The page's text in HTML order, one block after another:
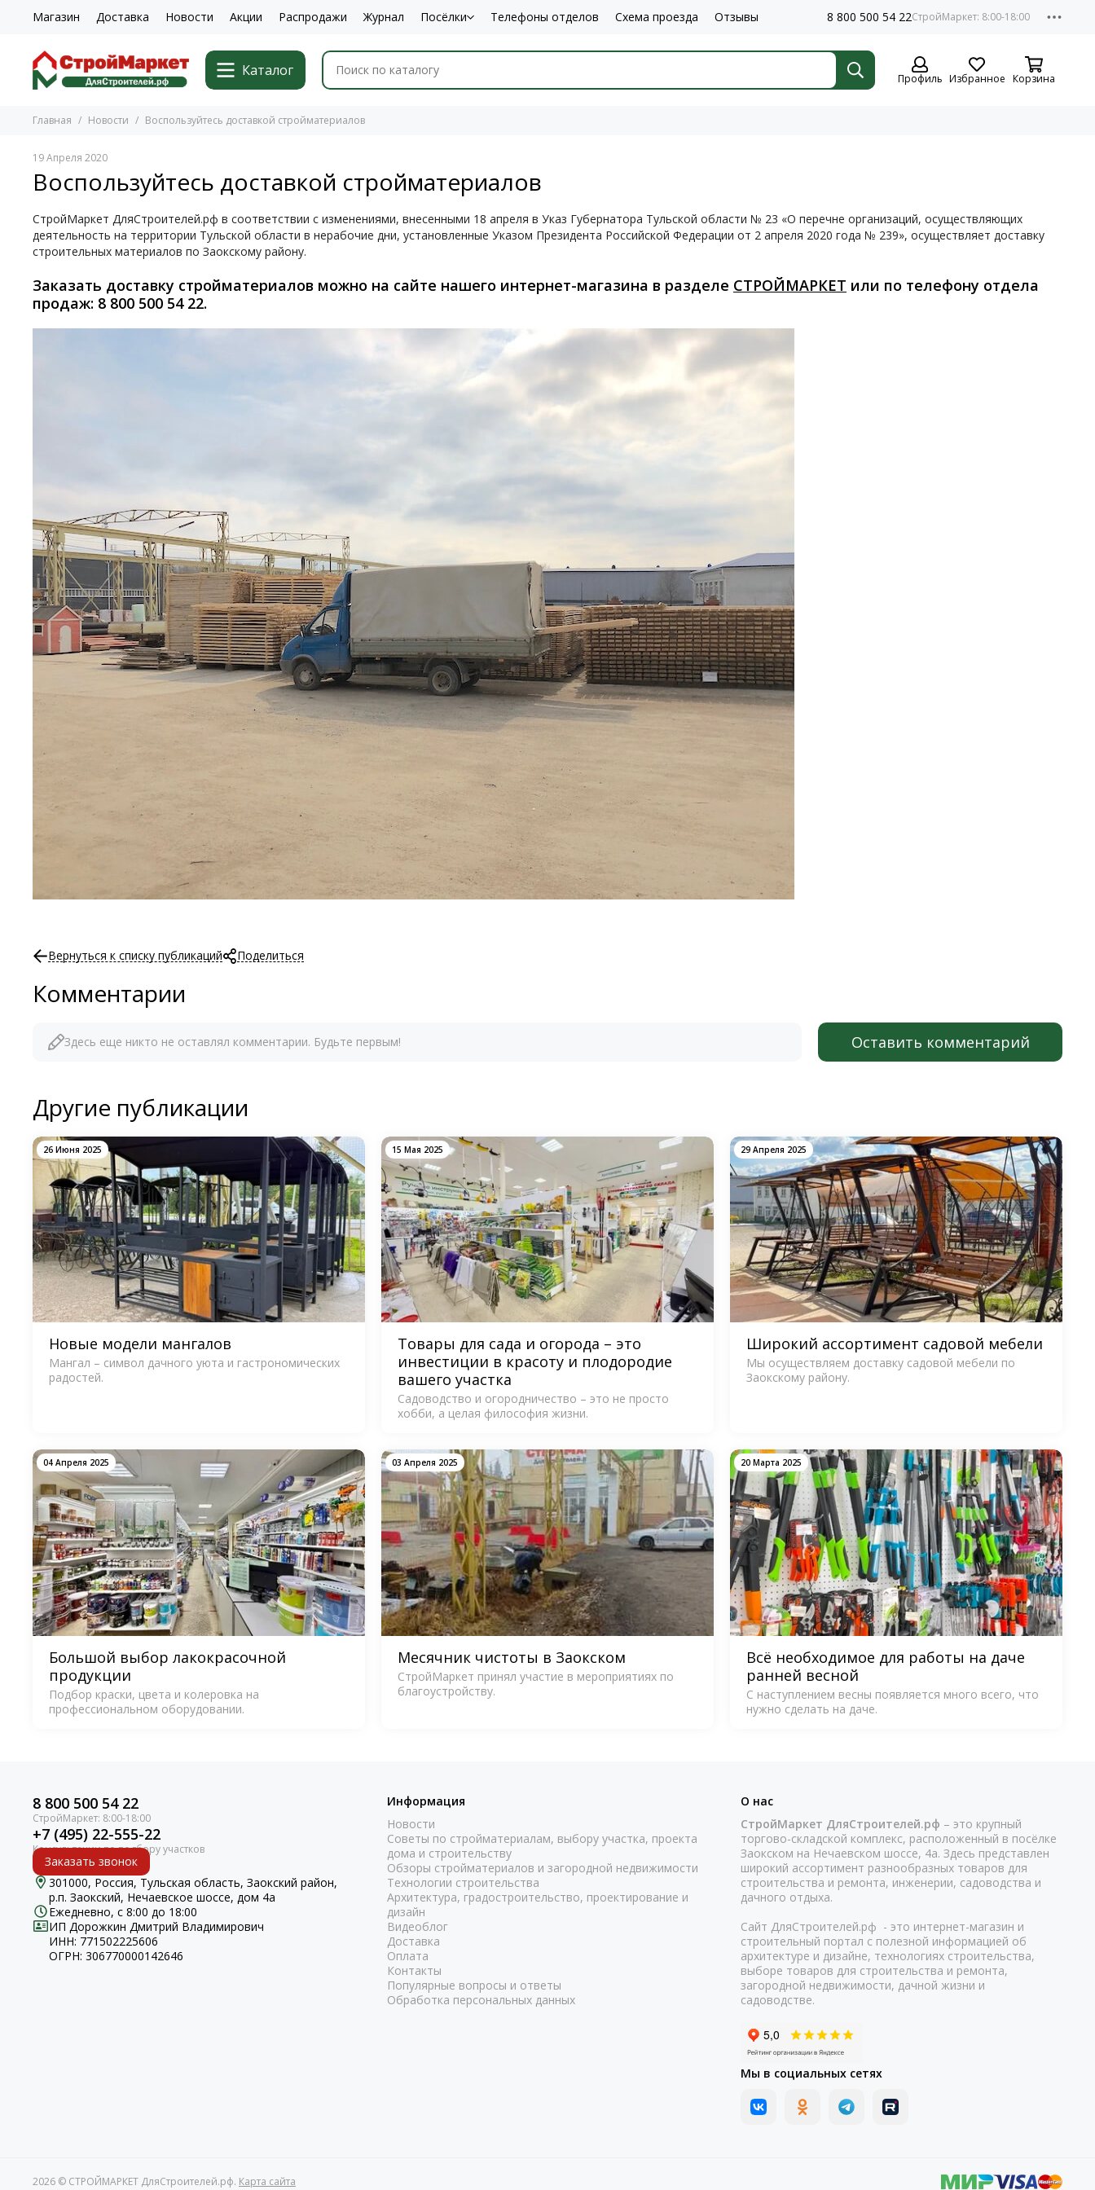
Магазин Доставка Новости Акции Распродажи Журнал Посёлки Телефоны отделов Схема проезда Отзывы 8 800 500 54 22
Каталог Профиль Избранное Корзина
Главная Новости Воспользуйтесь доставкой стройматериалов
19 Апреля 2020
Воспользуйтесь доставкой стройматериалов
СтройМаркет ДляСтроителей.рф в соответствии с изменениями, внесенными 18 апреля в Указ Губернатора Тульской области № 23 «О перечне организаций, осуществляющих
деятельность на территории Тульской области в нерабочие дни, установленные Указом Президента Российской Федерации от 2 апреля 2020 года № 239», осуществляет доставку
строительных материалов по Заокскому району.
Заказать доставку стройматериалов можно на сайте нашего интернет-магазина в разделе СТРОЙМАРКЕТ или по телефону отдела
продаж: 8 800 500 54 22.
Вернуться к списку публикаций Поделиться
Комментарии
Здесь еще никто не оставлял комментарии. Будьте первым! Оставить комментарий
Другие публикации
26 Июня 2025
Новые модели мангалов
Мангал – символ дачного уюта и гастрономических
радостей.
15 Мая 2025
Товары для сада и огорода – это
инвестиции в красоту и плодородие
вашего участка
Садоводство и огородничество – это не просто
хобби, а целая философия жизни.
29 Апреля 2025
Широкий ассортимент садовой мебели
Мы осуществляем доставку садовой мебели по
Заокскому району.
04 Апреля 2025
Большой выбор лакокрасочной
продукции
Подбор краски, цвета и колеровка на
профессиональном оборудовании.
03 Апреля 2025
Месячник чистоты в Заокском
СтройМаркет принял участие в мероприятиях по
благоустройству.
20 Марта 2025
Всё необходимое для работы на даче
ранней весной
С наступлением весны появляется много всего, что
нужно сделать на даче.
8 800 500 54 22
+7 (495) 22-555-22
Заказать звонок
301000, Россия, Тульская область, Заокский район,
р.п. Заокский, Нечаевское шоссе, дом 4а
Ежедневно, с 8:00 до 18:00
ИП Дорожкин Дмитрий Владимирович
ИНН: 771502225606
ОГРН: 306770000142646
Информация
Новости
Советы по стройматериалам, выбору участка, проекта
дома и строительству
Обзоры стройматериалов и загородной недвижимости
Технологии строительства
Архитектура, градостроительство, проектирование и
дизайн
Видеоблог
Доставка
Оплата
Контакты
Популярные вопросы и ответы
Обработка персональных данных
О нас
СтройМаркет ДляСтроителей.рф – это крупный
торгово-складской комплекс, расположенный в посёлке
Заокском на Нечаевском шоссе, 4а. Здесь представлен
широкий ассортимент разнообразных товаров для
строительства и ремонта, инженерии, садоводства и
дачного отдыха.
Сайт ДляСтроителей.рф - это интернет-магазин и
строительный портал с полезной информацией об
архитектуре и дизайне, технологиях строительства,
выборе товаров для строительства и ремонта,
загородной недвижимости, дачной жизни и
садоводстве.
Мы в социальных сетях
2026 © СТРОЙМАРКЕТ ДляСтроителей.рф. Карта сайта